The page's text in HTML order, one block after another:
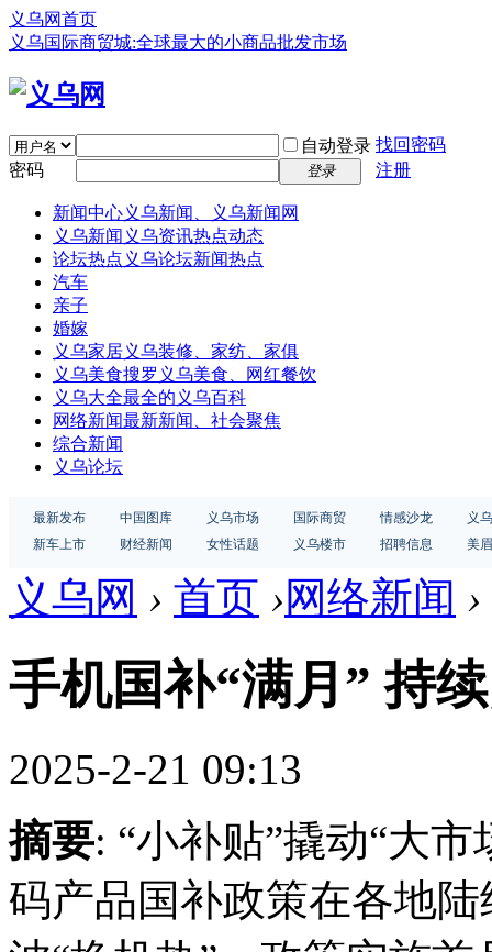
义乌网首页
义乌国际商贸城:全球最大的小商品批发市场
自动登录 找回密码
密码
登录 注册
新闻中心义乌新闻、义乌新闻网
义乌新闻 义乌资讯热点动态
论坛热点 义乌论坛新闻热点
汽车
亲子
婚嫁
义乌家居义乌装修、家纺、家俱
义乌美食搜罗义乌美食、网红餐饮
义乌大全最全的义乌百科
网络新闻最新新闻、社会聚焦
综合新闻
义乌论坛
最新发布 中国图库 义乌市场 国际商贸 情感沙龙
义
新车上市
财经新闻 女性话题 义乌楼市 招聘信息 美
义乌网 › 首页 ›网络新闻 ›
手机国补“满月” 持
2025-2-21 09:13
摘要: “小补贴”撬动“大
码产品国补政策在各地